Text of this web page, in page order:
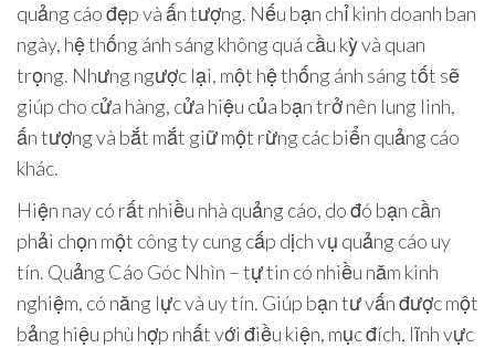
quảng cáo đẹp và ấn tượng. Nếu bạn chỉ kinh doanh ban
ngày, hệ thống ánh sáng không quá cầu kỳ và quan
trọng. Nhưng ngược lại, một hệ thống ánh sáng tốt sẽ
giúp cho cửa hàng, cửa hiệu của bạn trở nên lung linh,
ấn tượng và bắt mắt giữ một rừng các biển quảng cáo
khác.
Hiện nay có rất nhiều nhà quảng cáo, do đó bạn cần
phải chọn một công ty cung cấp dịch vụ quảng cáo uy
tín. Quảng Cáo Góc Nhìn – tự tin có nhiều năm kinh
nghiệm, có năng lực và uy tín. Giúp bạn tư vấn được một
bảng hiệu phù hợp nhất với điều kiện, mục đích, lĩnh vực